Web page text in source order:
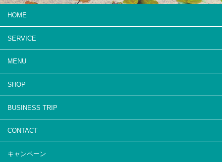
HOME
SERVICE
MENU
SHOP
BUSINESS TRIP
CONTACT
キャンペーン